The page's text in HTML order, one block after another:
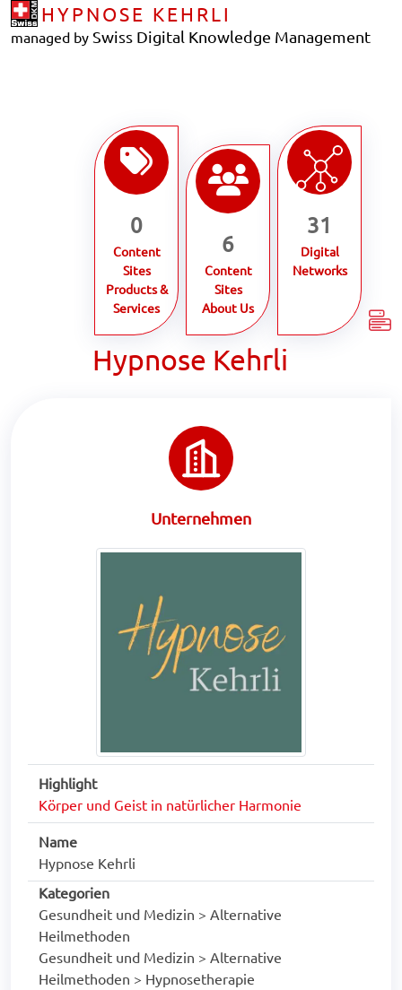
HYPNOSE KEHRLI
managed by Swiss Digital Knowledge Management
0
Content
Sites
Products &
Services
6
Content
Sites
About Us
31
Digital
Networks
Hypnose Kehrli
Unternehmen
Highlight
Körper und Geist in natürlicher Harmonie
Name
Hypnose Kehrli
Kategorien
Gesundheit und Medizin > Alternative
Heilmethoden
Gesundheit und Medizin > Alternative
Heilmethoden > Hypnosetherapie